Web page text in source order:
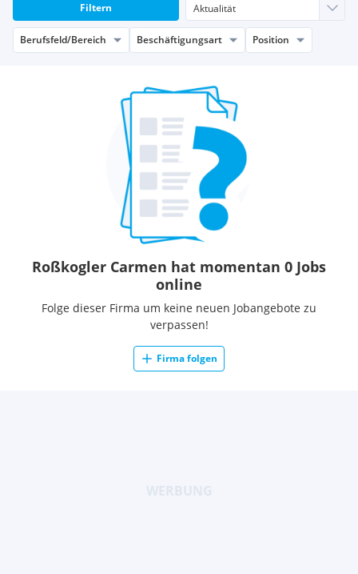
Filtern
Berufsfeld/Bereich Beschäftigungsart Position
Roßkogler Carmen hat momentan 0 Jobs
online
Folge dieser Firma um keine neuen Jobangebote zu
verpassen!
Firma folgen